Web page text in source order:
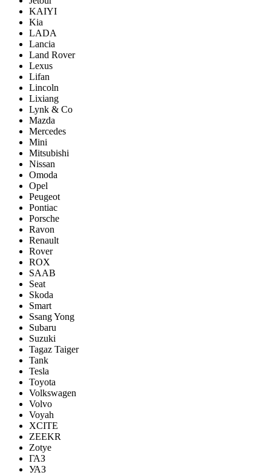
KAIYI
Kia
LADA
Lancia
Land Rover
Lexus
Lifan
Lincoln
Lixiang
Lynk & Co
Mazda
Mercedes
Mini
Mitsubishi
Nissan
Omoda
Opel
Peugeot
Pontiac
Porsсhe
Ravon
Renault
Rover
ROX
SAAB
Seat
Skoda
Smart
Ssang Yong
Subaru
Suzuki
Tagaz Taiger
Tank
Tesla
Toyota
Volkswagen
Volvo
Voyah
XCITE
ZEEKR
Zotye
ГАЗ
УАЗ